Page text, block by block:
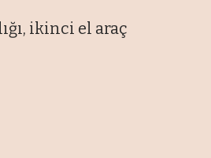
ikinci el araç